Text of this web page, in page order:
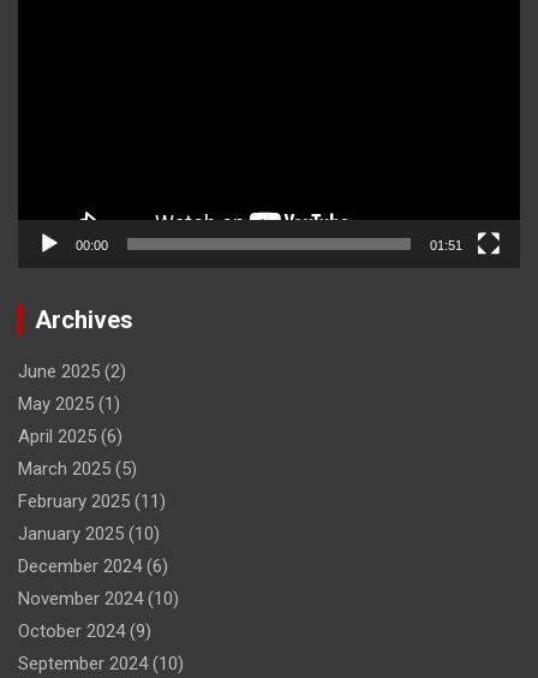
00:00 01:51
Archives
June 2025 (2)
May 2025 (1)
April 2025 (6)
March 2025 (5)
February 2025 (11)
January 2025 (10)
December 2024(6)
November 2024(10)
October 2024(9)
September 2024(10)